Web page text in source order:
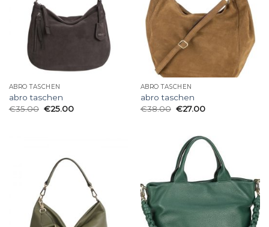
ABRO TASCHEN
abro taschen
€35.00 €25.00
ABRO TASCHEN
abro taschen
€38.00 €27.00